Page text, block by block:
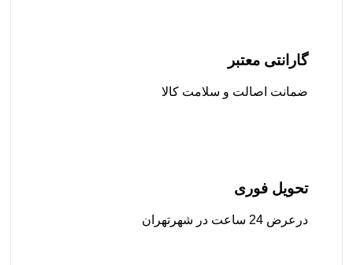
گارانتی معتبر
ضمانت اصالت و سلامت کالا
تحویل فوری
درعرض 24 ساعت در شهرتهران